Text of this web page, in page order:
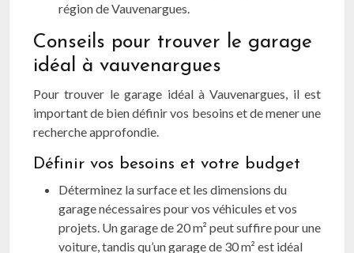
région de Vauvenargues.
Conseils pour trouver le garage
idéal à vauvenargues
Pour trouver le garage idéal à Vauvenargues, il est
important de bien définir vos besoins et de mener une
recherche approfondie.
Définir vos besoins et votre budget
Déterminez la surface et les dimensions du
garage nécessaires pour vos véhicules et vos
projets. Un garage de 20 m² peut suffire pour une
voiture, tandis qu’un garage de 30 m² est idéal